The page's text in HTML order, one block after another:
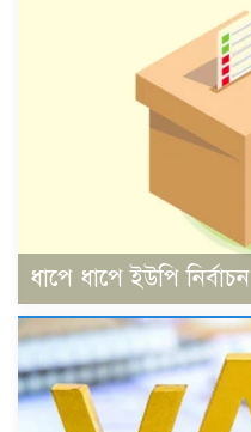
ধাপে ধাপে ইউপি নির্বাচন